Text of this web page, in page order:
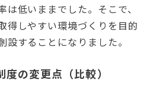
低いままでした。そこで、
得しやすい環境づくりを目的
することになりました。
の変更点（比較）